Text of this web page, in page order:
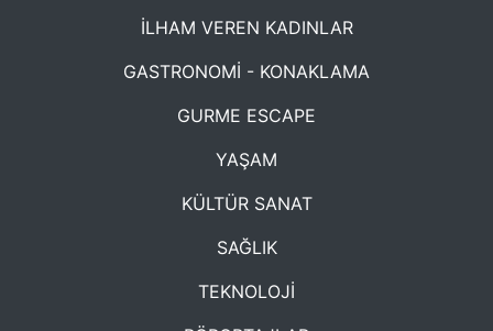
İLHAM VEREN KADINLAR
GASTRONOMİ - KONAKLAMA
GURME ESCAPE
YAŞAM
KÜLTÜR SANAT
SAĞLIK
TEKNOLOJİ